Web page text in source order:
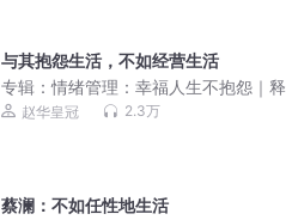
与其抱怨生活，不如经营生活
专辑：情绪管理：幸福人生不抱怨｜释
放焦虑、压力，放松心情
赵华皇冠 2.3万
蔡澜：不如任性地生活